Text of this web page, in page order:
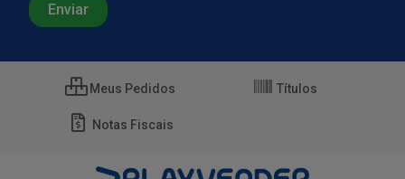
Meus Pedidos Títulos
Notas Fiscais